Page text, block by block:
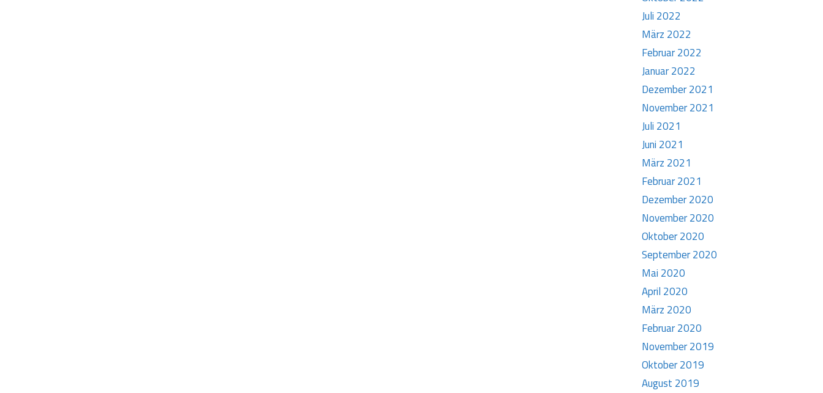
Juli 2022
März 2022
Februar 2022
Januar 2022
Dezember 2021
November 2021
Juli 2021
Juni 2021
März 2021
Februar 2021
Dezember 2020
November 2020
Oktober 2020
September 2020
Mai 2020
April 2020
März 2020
Februar 2020
November 2019
Oktober 2019
August 2019